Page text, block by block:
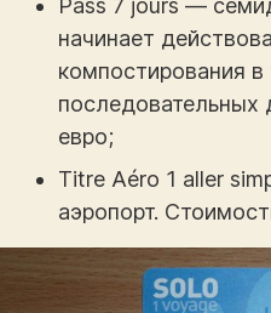
начинает
компостирования в
евро;
Titre Aéro 1 aller
аэропорт.